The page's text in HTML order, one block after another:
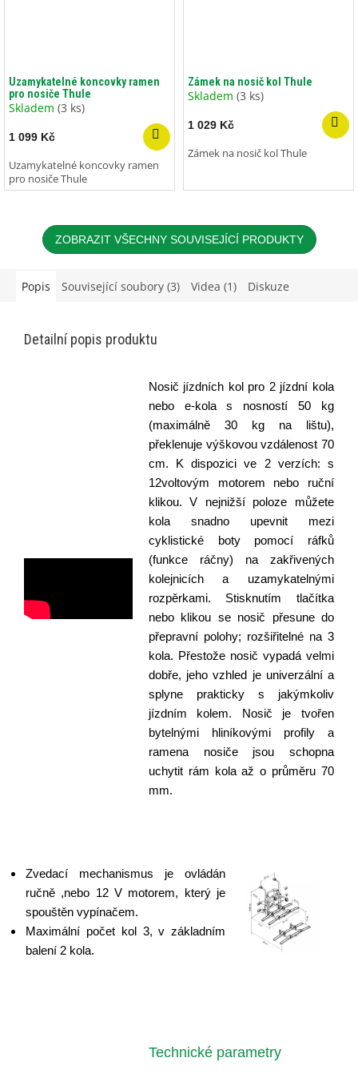
Uzamykatelné koncovky ramen
pro nosiče Thule
Skladem (3 ks)
1 099 Kč
Uzamykatelné koncovky ramen
pro nosiče Thule
Zámek na nosič kol Thule
Skladem (3 ks)
1 029 Kč
Zámek na nosič kol Thule
ZOBRAZIT VŠECHNY SOUVISEJÍCÍ PRODUKTY
Popis Související soubory (3) Videa (1) Diskuze
Detailní popis produktu
Nosič jízdních kol pro 2 jízdní kola
nebo e-kola s nosností 50 kg
(maximálně 30 kg na lištu),
překlenuje výškovou vzdálenost 70
cm. K dispozici ve 2 verzích: s
12voltovým motorem nebo ruční
klikou. V nejnižší poloze můžete
kola snadno upevnit mezi
cyklistické boty pomocí ráfků
(funkce ráčny) na zakřivených
kolejnicích a uzamykatelnými
rozpěrkami. Stisknutím tlačítka
nebo klikou se nosič přesune do
přepravní polohy; rozšiřitelné na 3
kola. Přestože nosič vypadá velmi
dobře, jeho vzhled je univerzální a
splyne prakticky s jakýmkoliv
jízdním kolem. Nosič je tvořen
bytelnými hliníkovými profily a
ramena nosiče jsou schopna
uchytit rám kola až o průměru 70
mm.
Zvedací mechanismus je ovládán
ručně ,nebo 12 V motorem, který je
spouštěn vypínačem.
Maximální počet kol 3, v základním
balení 2 kola.
Technické parametry